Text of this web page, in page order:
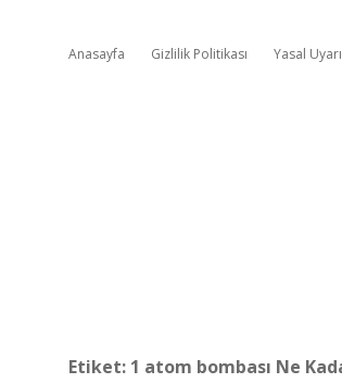
Anasayfa Gizlilik Politikası Yasal Uyarı
Etiket: 1 atom bombası Ne